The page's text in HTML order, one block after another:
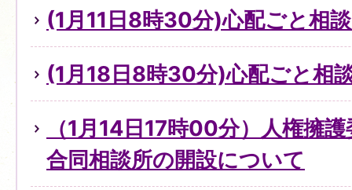
(1月11日8時30分)心配ごと相
(1月18日8時30分)心配ごと相
（1月14日17時00分）人権擁
合同相談所の開設について